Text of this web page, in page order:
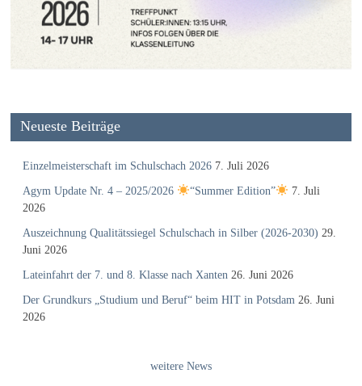
Neueste Beiträge
Einzelmeisterschaft im Schulschach 2026 7. Juli 2026
Agym Update Nr. 4 – 2025/2026 “Summer Edition”
7. Juli
2026
Auszeichnung Qualitätssiegel Schulschach in Silber (2026-2030) 29.
Juni 2026
Lateinfahrt der 7. und 8. Klasse nach Xanten 26. Juni 2026
Der Grundkurs „Studium und Beruf“ beim HIT in Potsdam 26. Juni
2026
weitere News